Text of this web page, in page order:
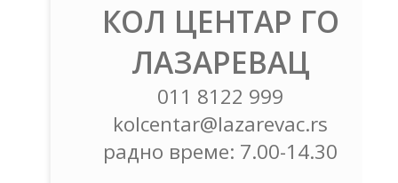
КОЛ ЦЕНТАР ГО
ЛАЗАРЕВАЦ
011 8122 999
kolcentar@lazarevac.rs
радно време: 7.00-14.30